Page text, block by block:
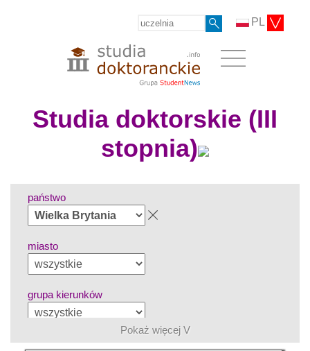
PL
Studia doktorskie (III
stopnia)
państwo
miasto
grupa kierunków
język
Pokaż więcej V